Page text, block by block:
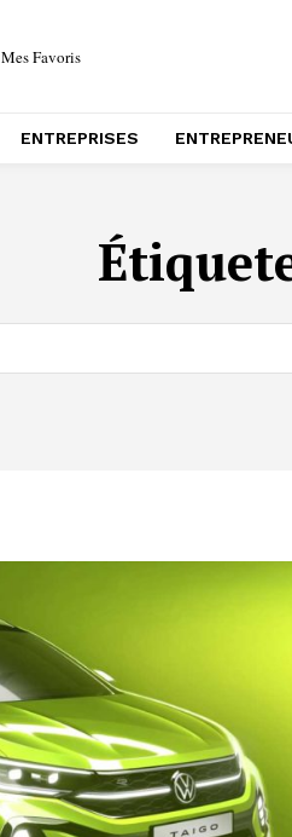
Mes Favoris
ENTREPRISES